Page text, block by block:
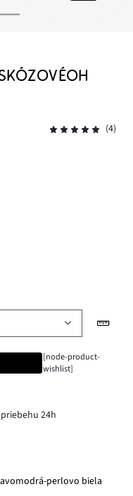
(4)
[node-product-
wishlist]
24h
perlovo biela